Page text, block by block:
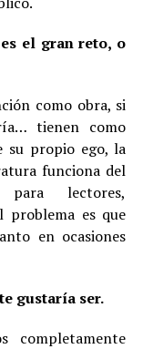
el gran reto, o
como obra, si
tienen como
su propio ego, la
funciona del
lectores,
problema es que
en ocasiones
gustaría ser.
completamente